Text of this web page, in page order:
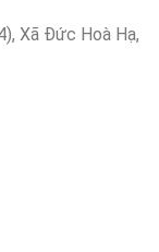
Xã Đức Hoà Hạ,